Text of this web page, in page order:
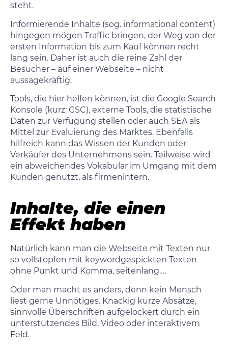
steht.
Informierende Inhalte (sog. informational content)
hingegen mögen Traffic bringen, der Weg von der
ersten Information bis zum Kauf können recht
lang sein. Daher ist auch die reine Zahl der
Besucher – auf einer Webseite – nicht
aussagekräftig.
Tools, die hier helfen können, ist die Google Search
Konsole (kurz: GSC), externe Tools, die statistische
Daten zur Verfügung stellen oder auch SEA als
Mittel zur Evaluierung des Marktes. Ebenfalls
hilfreich kann das Wissen der Kunden oder
Verkäufer des Unternehmens sein. Teilweise wird
ein abweichendes Vokabular im Umgang mit dem
Kunden genutzt, als firmenintern.
Inhalte, die einen
Effekt haben
Natürlich kann man die Webseite mit Texten nur
so vollstopfen mit keywordgespickten Texten
ohne Punkt und Komma, seitenlang….
Oder man macht es anders, denn kein Mensch
liest gerne Unnötiges. Knackig kurze Absätze,
sinnvolle Überschriften aufgelockert durch ein
unterstützendes Bild, Video oder interaktivem
Feld.